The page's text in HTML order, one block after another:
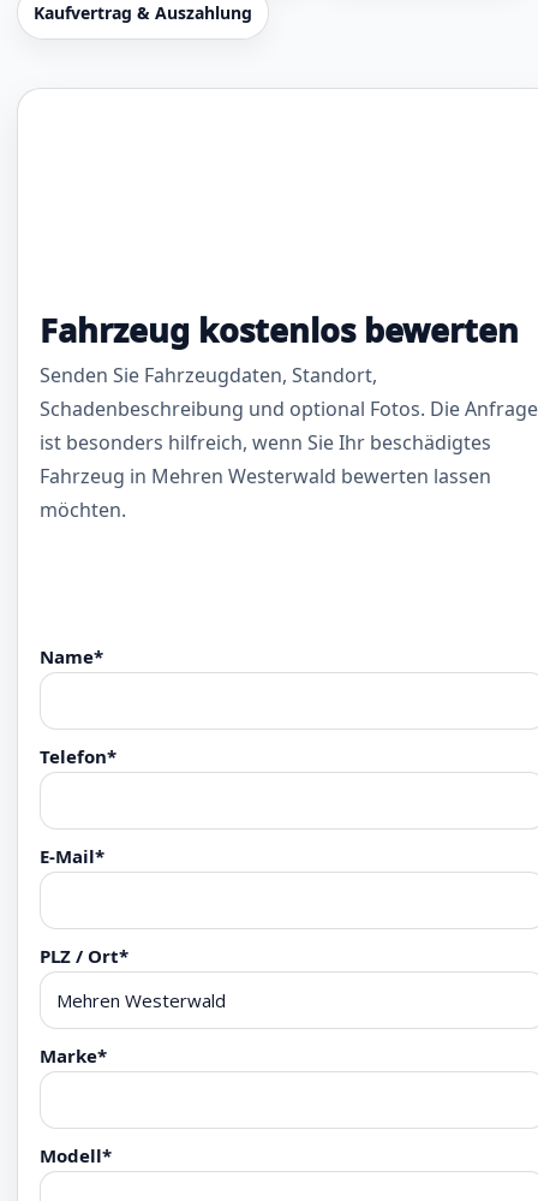
Kaufvertrag & Auszahlung
Fahrzeug kostenlos bewerten
Senden Sie Fahrzeugdaten, Standort,
Schadenbeschreibung und optional Fotos. Die Anfrage
ist besonders hilfreich, wenn Sie Ihr beschädigtes
Fahrzeug in Mehren Westerwald bewerten lassen
möchten.
Name*
Telefon*
E-Mail*
PLZ / Ort*
Marke*
Modell*